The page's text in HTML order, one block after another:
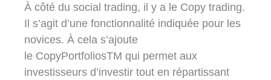
À côté du social trading, il y a le Copy trading.
Il s’agit d’une fonctionnalité indiquée pour les
novices. À cela s’ajoute
le CopyPortfoliosTM qui permet aux
investisseurs d’investir tout en répartissant